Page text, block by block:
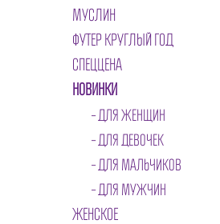
МУСЛИН
ФУТЕР КРУГЛЫЙ ГОД
СПЕЦЦЕНА
НОВИНКИ
ДЛЯ ЖЕНЩИН
ДЛЯ ДЕВОЧЕК
ДЛЯ МАЛЬЧИКОВ
ДЛЯ МУЖЧИН
ЖЕНСКОЕ